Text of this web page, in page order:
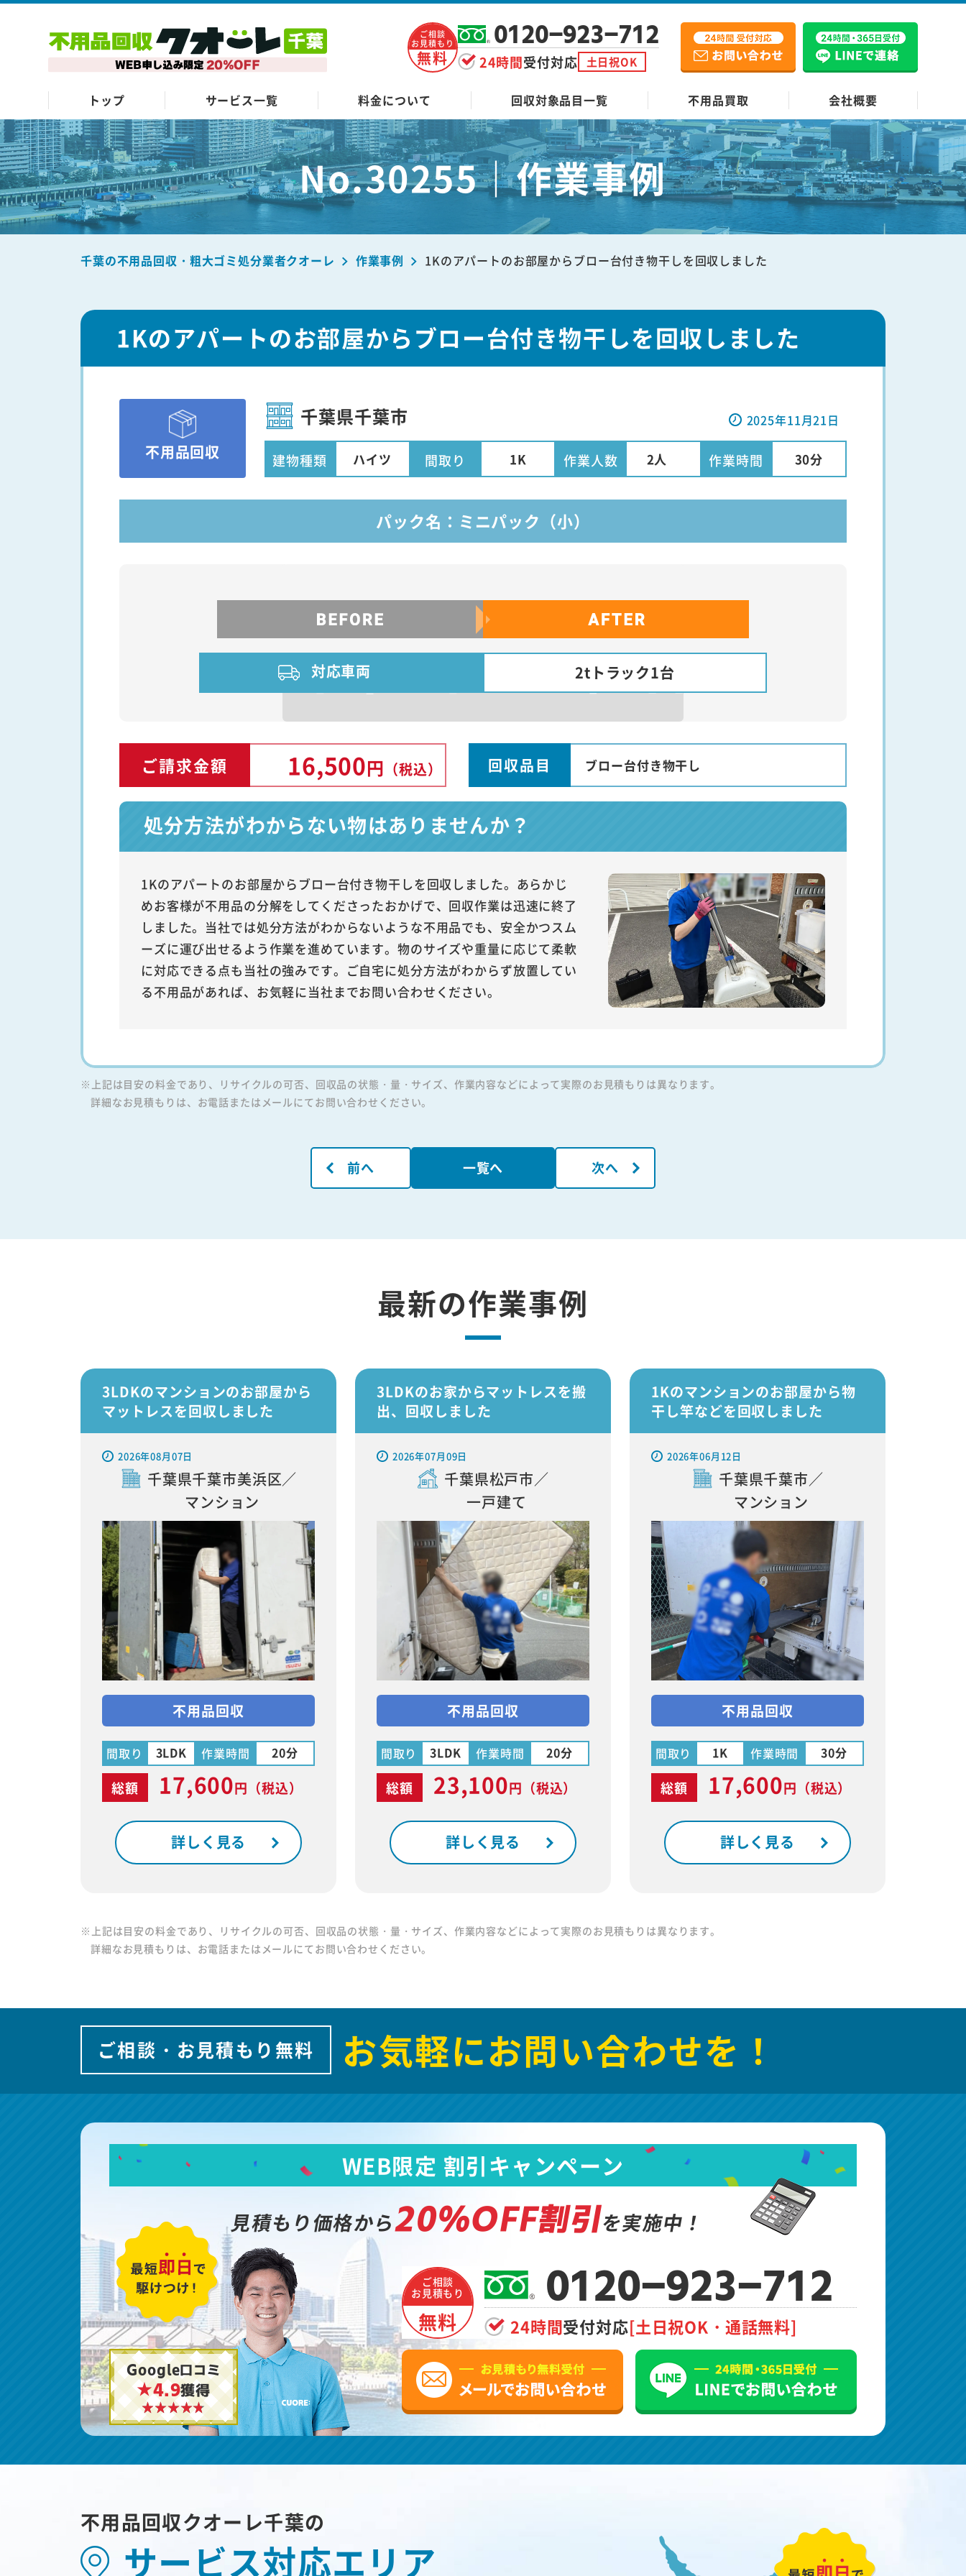
ご相談
お見積もり
無料
0120-923-712
24時間受付対応 土日祝OK
トップ サービス一覧 料金について 回収対象品目一覧 不用品買取 会社概要
No.30255｜作業事例
千葉の不用品回収・粗大ゴミ処分業者クオーレ 作業事例 1Kのアパートのお部屋からブロー台付き物干しを回収しました
1Kのアパートのお部屋からブロー台付き物干しを回収しました
2025年11月21日
不用品回収
千葉県千葉市
建物種類 ハイツ 間取り 1K 作業人数 2人 作業時間 30分
パック名：ミニパック（小）
対応車両 2tトラック1台
ご請求金額 16,500円 （税込） 回収品目 ブロー台付き物干し
処分方法がわからない物はありませんか？
1Kのアパートのお部屋からブロー台付き物干しを回収しました。あらかじ
めお客様が不用品の分解をしてくださったおかげで、回収作業は迅速に終了
しました。当社では処分方法がわからないような不用品でも、安全かつスム
ーズに運び出せるよう作業を進めています。物のサイズや重量に応じて柔軟
に対応できる点も当社の強みです。ご自宅に処分方法がわからず放置してい
る不用品があれば、お気軽に当社までお問い合わせください。
※上記は目安の料金であり、リサイクルの可否、回収品の状態・量・サイズ、作業内容などによって実際のお見積もりは異なります。
詳細なお見積もりは、お電話またはメールにてお問い合わせください。
前へ 一覧へ 次へ
最新の作業事例
3LDKのマンションのお部屋から
マットレスを回収しました
2026年08月07日
千葉県千葉市美浜区／
マンション
不用品回収
間取り 3LDK 作業時間 20分
総額 17,600円 （税込）
詳しく見る
3LDKのお家からマットレスを搬
出、回収しました
2026年07月09日
千葉県松戸市／
一戸建て
不用品回収
間取り 3LDK 作業時間 20分
総額 23,100円 （税込）
詳しく見る
1Kのマンションのお部屋から物
干し竿などを回収しました
2026年06月12日
千葉県千葉市／
マンション
不用品回収
間取り 1K 作業時間 30分
総額 17,600円 （税込）
詳しく見る
※上記は目安の料金であり、リサイクルの可否、回収品の状態・量・サイズ、作業内容などによって実際のお見積もりは異なります。
詳細なお見積もりは、お電話またはメールにてお問い合わせください。
ご相談・お見積もり無料 お気軽にお問い合わせを！
Google口コミ
★4.9獲得
WEB限定 割引キャンペーン
見積もり価格から20%OFF割引を実施中！
ご相談
お見積もり
無料
0120-923-712
24時間受付対応[土日祝OK・通話無料]
不用品回収クオーレ千葉の
サービス対応エリア